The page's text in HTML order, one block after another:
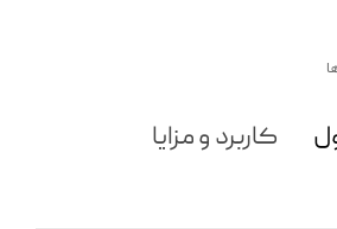
کاربرد و مزایا